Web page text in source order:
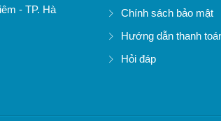
- TP. Hà
Chính sách bảo mật
Hướng dẫn thanh
Hỏi đáp